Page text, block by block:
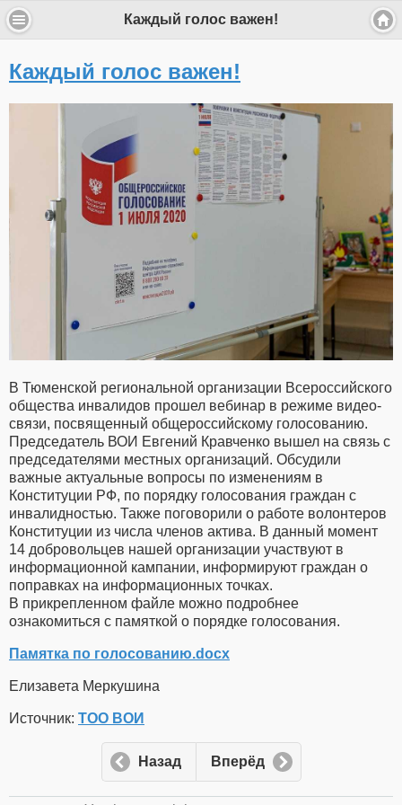
Каждый голос важен!
Каждый голос важен!
В Тюменской региональной организации Всероссийского
общества инвалидов прошел вебинар в режиме видео-
связи, посвященный общероссийскому голосованию.
Председатель ВОИ Евгений Кравченко вышел на связь с
председателями местных организаций. Обсудили
важные актуальные вопросы по изменениям в
Конституции РФ, по порядку голосования граждан с
инвалидностью. Также поговорили о работе волонтеров
Конституции из числа членов актива. В данный момент
14 добровольцев нашей организации участвуют в
информационной кампании, информируют граждан о
поправках на информационных точках.
В прикрепленном файле можно подробнее
ознакомиться с памяткой о порядке голосования.
Памятка по голосованию.docx
Елизавета Меркушина
Источник: ТОО ВОИ
Назад Вперёд